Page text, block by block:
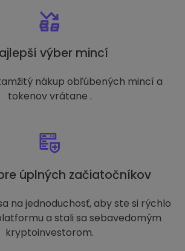
výber mincí
nákup obľúbených mincí a
tokenov vrátane .
úplných začiatočníkov
na jednoduchosť, aby ste si rýchlo
a stali sa sebavedomým
kryptoinvestorom.